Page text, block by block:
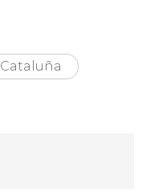
Cataluña